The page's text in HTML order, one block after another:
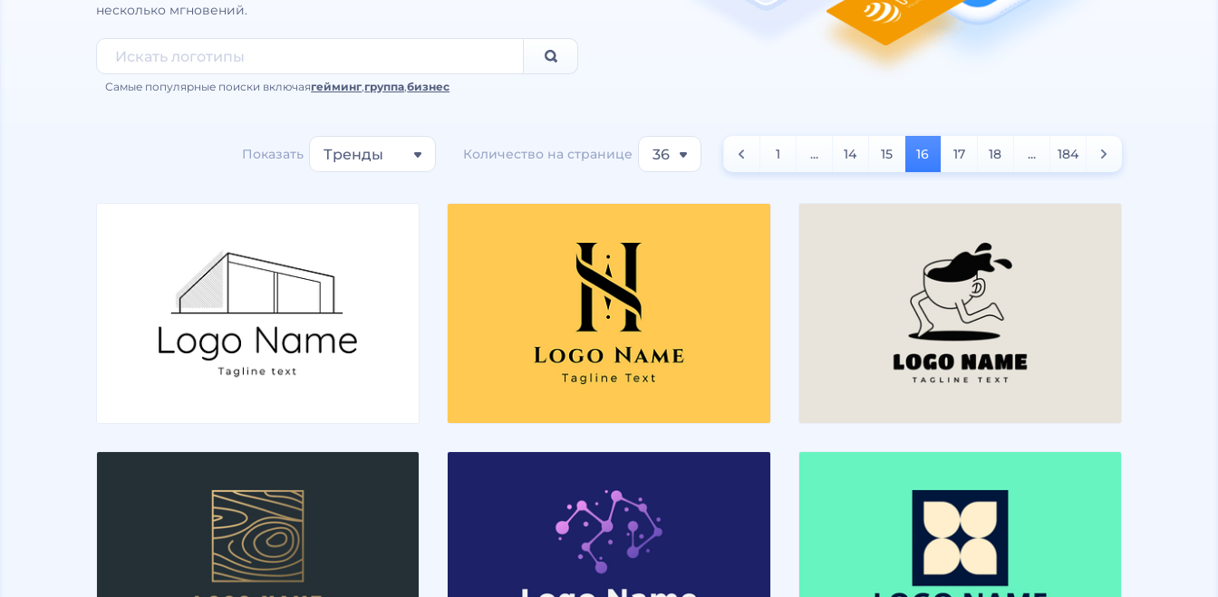
несколько мгновений.
Самые популярные поиски включаягейминг,группа,бизнес
Показать Тренды Количество на странице 36 1 ... 14 15 16 17 18 ... 184